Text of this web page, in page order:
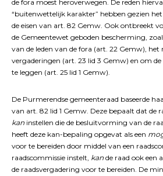
de fora moest heroverwegen. De reden
“buitenwettelijk karakter” hebben gezien
de eisen van art. 82 Gemw. Ook ontbreekt
de Gemeentewet geboden bescherming,
van de leden van de fora (art. 22 Gemw), het
vergaderingen (art. 23 lid 3 Gemw) en om
te leggen (art. 25 lid 1 Gemw).
De Purmerendse gemeenteraad baseerde
van art. 82 lid 1 Gemw. Deze bepaalt dat de
kan instellen die de besluitvorming van de
heeft deze kan-bepaling opgevat als een
voor te bereiden door middel van een
raadscommissie instelt, kan de raad ook een
de raadsvergadering voor te bereiden. De